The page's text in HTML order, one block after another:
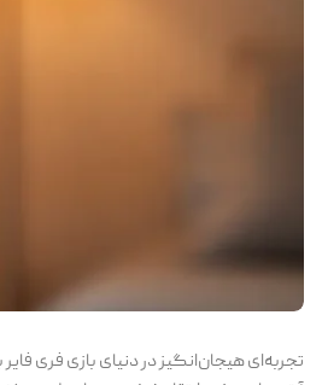
تجربه‌ای هیجان‌انگیز در دنیای بازی فری